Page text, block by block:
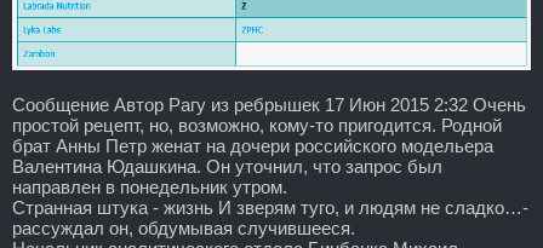
Сообщение Автор Рагу из ребрышек 17 Июн 2015 2:32 Очень
простой рецепт, но, возможно, кому-то пригодится. Родной
брат Анны Петр женат на дочери российского модельера
Валентина Юдашкина. Он уточнил, что запрос был
направлен в понедельник утром.
Странная штука - жизнь И зверям туго, и людям не сладко…-
рассуждал он, обдумывая случившееся.